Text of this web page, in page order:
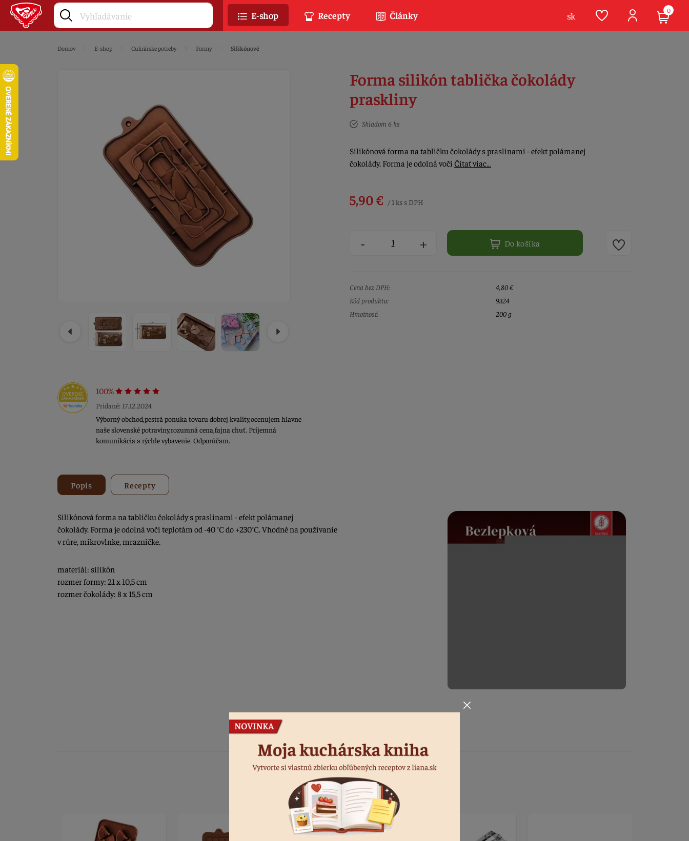
Domov E-shop Cukrárske potreby Formy Silikónové
100%
Pridané: 17.12.2024
Výborný obchod,pestrá ponuka tovaru dobrej kvality,ocenujem hlavne
naše slovenské potraviny,rozumná cena,fajna chuť. Príjemná
komunikácia a rýchle vybavenie. Odporúčam.
Forma silikón tablička čokolády
praskliny
Skladom 6 ks
Silikónová forma na tabličku čokolády s praslinami - efekt polámanej
čokolády. Forma je odolná voči Čítať viac…
5,90 € / 1 ks s DPH
- + Do košíka
Cena bez DPH:
4,80 €
Kód produktu:
9324
Hmotnosť:
200 g
Popis Recepty
Silikónová forma na tabličku čokolády s praslinami - efekt polámanej
čokolády. Forma je odolná voči teplotám od -40 °C do +230°C. Vhodné na používanie
v rúre, mikrovlnke, mrazničke.
materiál: silikón
rozmer formy: 21 x 10,5 cm
rozmer čokolády: 8 x 15,5 cm
Podobné produkty
E-shop Recepty Články sk 0